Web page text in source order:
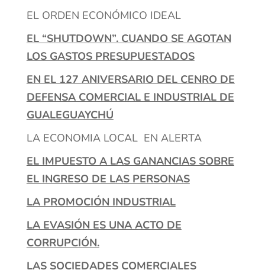
EL ORDEN ECONÓMICO IDEAL
EL “SHUTDOWN”. CUANDO SE AGOTAN
LOS GASTOS PRESUPUESTADOS
EN EL 127 ANIVERSARIO DEL CENRO DE
DEFENSA COMERCIAL E INDUSTRIAL DE
GUALEGUAYCHÚ
LA ECONOMIA LOCAL EN ALERTA
EL IMPUESTO A LAS GANANCIAS SOBRE
EL INGRESO DE LAS PERSONAS
LA PROMOCIÓN INDUSTRIAL
LA EVASIÓN ES UNA ACTO DE
CORRUPCIÓN.
LAS SOCIEDADES COMERCIALES